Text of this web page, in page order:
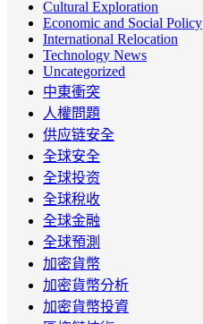
Cultural Exploration
Economic and Social Policy
International Relocation
Technology News
Uncategorized
中東衝突
人權問題
供应链安全
全球安全
全球投资
全球稅收
全球金融
全球預測
加密貨幣
加密貨幣分析
加密貨幣投資